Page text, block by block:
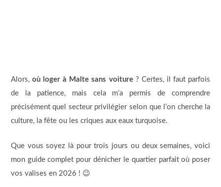
Alors, où loger à Malte sans voiture? Certes, il faut parfois
de la patience, mais cela m’a permis de comprendre
précisément quel secteur privilégier selon que l’on cherche la
culture, la fête ou les criques aux eaux turquoise.
Que vous soyez là pour trois jours ou deux semaines, voici
mon guide complet pour dénicher le quartier parfait où poser
vos valises en 2026 ! 😉